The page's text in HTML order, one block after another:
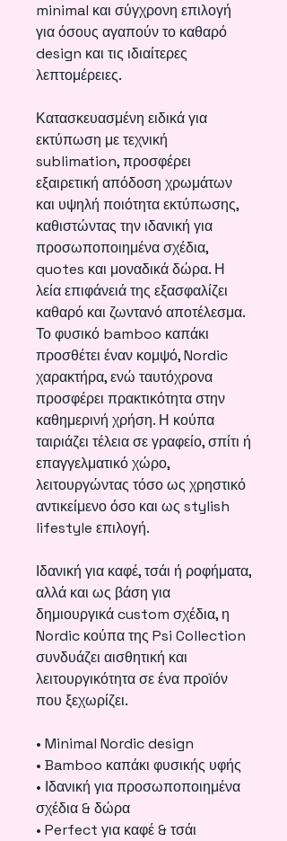
minimal και σύγχρονη επιλογή
για όσους αγαπούν το καθαρό
design και τις ιδιαίτερες
λεπτομέρειες.
Κατασκευασμένη ειδικά για
εκτύπωση με τεχνική
sublimation, προσφέρει
εξαιρετική απόδοση χρωμάτων
και υψηλή ποιότητα εκτύπωσης,
καθιστώντας την ιδανική για
προσωποποιημένα σχέδια,
quotes και μοναδικά δώρα. Η
λεία επιφάνειά της εξασφαλίζει
καθαρό και ζωντανό αποτέλεσμα.
Το φυσικό bamboo καπάκι
προσθέτει έναν κομψό, Nordic
χαρακτήρα, ενώ ταυτόχρονα
προσφέρει πρακτικότητα στην
καθημερινή χρήση. Η κούπα
ταιριάζει τέλεια σε γραφείο, σπίτι ή
επαγγελματικό χώρο,
λειτουργώντας τόσο ως χρηστικό
αντικείμενο όσο και ως stylish
lifestyle επιλογή.
Ιδανική για καφέ, τσάι ή ροφήματα,
αλλά και ως βάση για
δημιουργικά custom σχέδια, η
Nordic κούπα της Psi Collection
συνδυάζει αισθητική και
λειτουργικότητα σε ένα προϊόν
που ξεχωρίζει.
• Minimal Nordic design
• Bamboo καπάκι φυσικής υφής
• Ιδανική για προσωποποιημένα
σχέδια & δώρα
• Perfect για καφέ & τσάι